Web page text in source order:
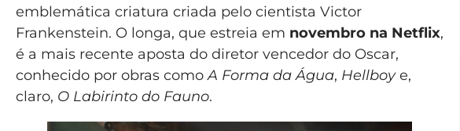
emblemática criatura criada pelo cientista Victor
Frankenstein. O longa, que estreia em novembro na Netflix,
é a mais recente aposta do diretor vencedor do Oscar,
conhecido por obras comoA Forma da Água, Hellboye,
claro, O Labirinto do Fauno.